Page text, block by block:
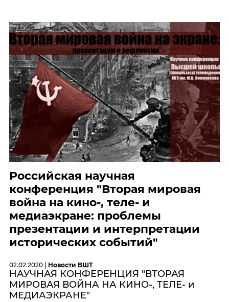
Российская научная
конференция "Вторая мировая
война на кино-, теле- и
медиаэкране: проблемы
презентации и интерпретации
исторических событий"
02.02.2020 | Новости ВШТ
НАУЧНАЯ КОНФЕРЕНЦИЯ "ВТОРАЯ
МИРОВАЯ ВОЙНА НА КИНО-, ТЕЛЕ- и
МЕДИАЭКРАНЕ"